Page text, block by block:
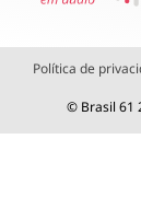
Política de
© Brasil 61